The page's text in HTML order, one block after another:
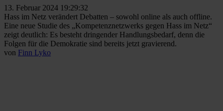
13. Februar 2024 19:29:32
Hass im Netz verändert Debatten – sowohl online als auch offline.
Eine neue Studie des „Kompetenznetzwerks gegen Hass im Netz“
zeigt deutlich: Es besteht dringender Handlungsbedarf, denn die
Folgen für die Demokratie sind bereits jetzt gravierend.
von Finn Lyko